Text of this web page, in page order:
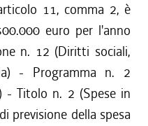
11, comma 2, è
euro per l'anno
n. 12 (Diritti sociali,
- Programma n. 2
- Titolo n. 2 (Spese in
previsione della spesa